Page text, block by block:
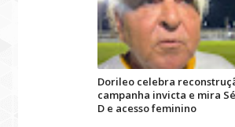
Dorileo celebra
campanha invicta e mira
D e acesso feminino